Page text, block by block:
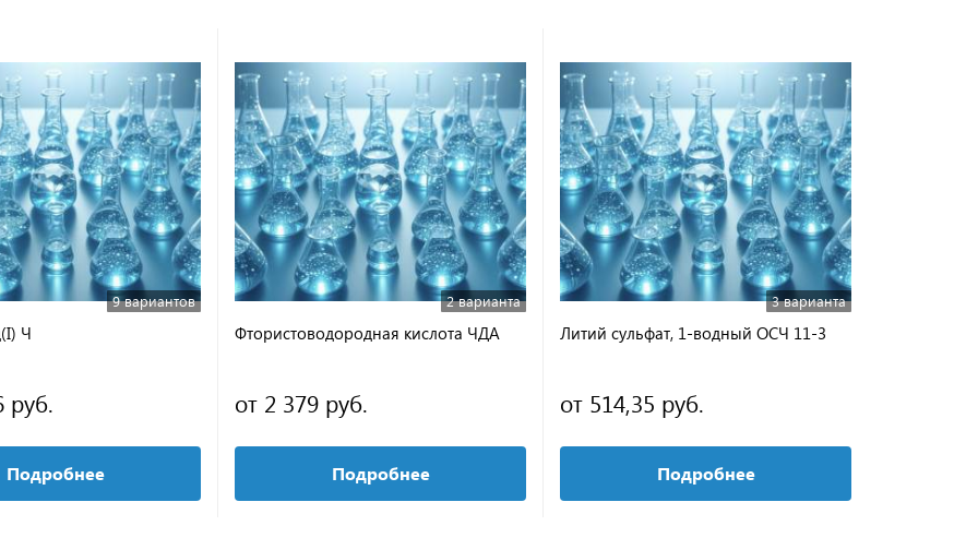
9 вариантов
Ч
руб.
Подробнее
2 варианта
Фтористоводородная кислота ЧДА
от 2 379 руб.
Подробнее
3 варианта
Литий сульфат, 1-водный ОСЧ 11-3
от 514,35 руб.
Подробнее